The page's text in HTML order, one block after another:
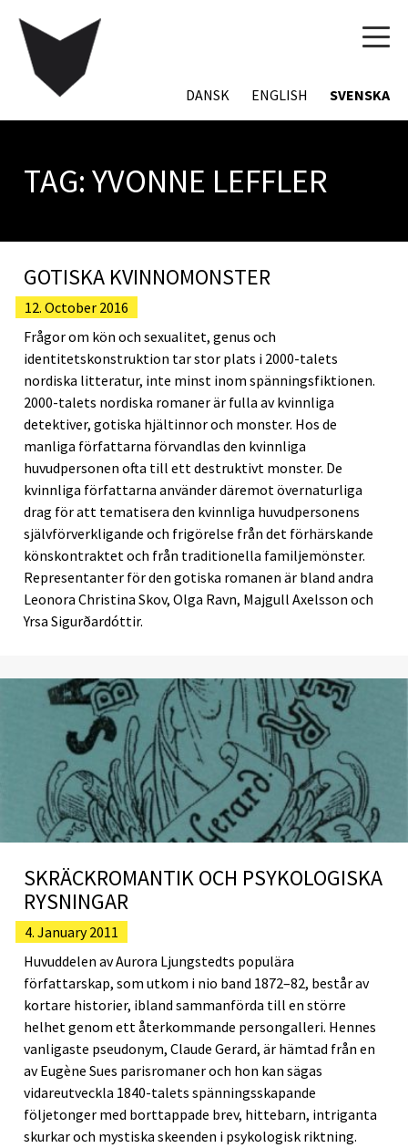
DANSK ENGLISH SVENSKA
TAG: YVONNE LEFFLER
GOTISKA KVINNOMONSTER
12. October 2016
Frågor om kön och sexualitet, genus och
identitetskonstruktion tar stor plats i 2000-talets
nordiska litteratur, inte minst inom spänningsfiktionen.
2000-talets nordiska romaner är fulla av kvinnliga
detektiver, gotiska hjältinnor och monster. Hos de
manliga författarna förvandlas den kvinnliga
huvudpersonen ofta till ett destruktivt monster. De
kvinnliga författarna använder däremot övernaturliga
drag för att tematisera den kvinnliga huvudpersonens
självförverkligande och frigörelse från det förhärskande
könskontraktet och från traditionella familjemönster.
Representanter för den gotiska romanen är bland andra
Leonora Christina Skov, Olga Ravn, Majgull Axelsson och
Yrsa Sigurðardóttir.
SKRÄCKROMANTIK OCH PSYKOLOGISKA
RYSNINGAR
4. January 2011
Huvuddelen av Aurora Ljungstedts populära
författarskap, som utkom i nio band 1872–82, består av
kortare historier, ibland sammanförda till en större
helhet genom ett återkommande persongalleri. Hennes
vanligaste pseudonym, Claude Gerard, är hämtad från en
av Eugène Sues parisromaner och hon kan sägas
vidareutveckla 1840-talets spänningsskapande
följetonger med borttappade brev, hittebarn, intriganta
skurkar och mystiska skeenden i psykologisk riktning.